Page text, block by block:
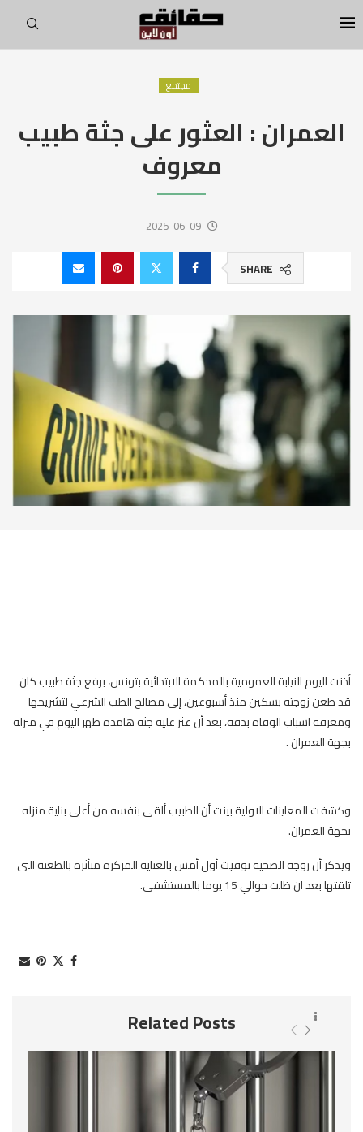
مجتمع
العمران : العثور على جثة طبيب
معروف
2025-06-09
SHARE
أذنت اليوم النيابة العمومية بالمحكمة الابتدائية بتونس، برفع جثة طبيب كان
قد طعن زوجته بسكين منذ أسبوعين، إلى مصالح الطب الشرعي لتشريحها
ومعرفة اسباب الوفاة بدقة، بعد أن عثر عليه جثة هامدة ظهر اليوم في منزله
بجهة العمران .
وكشفت المعاينات الاولية بينت أن الطبيب ألقى بنفسه من أعلى بناية منزله
بجهة العمران.
ويذكر أن زوجة الضحية توفيت أول أمس بالعناية المركزة متأثرة بالطعنة التى
تلقتها بعد ان ظلت حوالي 15 يوما بالمستشفى.
Related Posts